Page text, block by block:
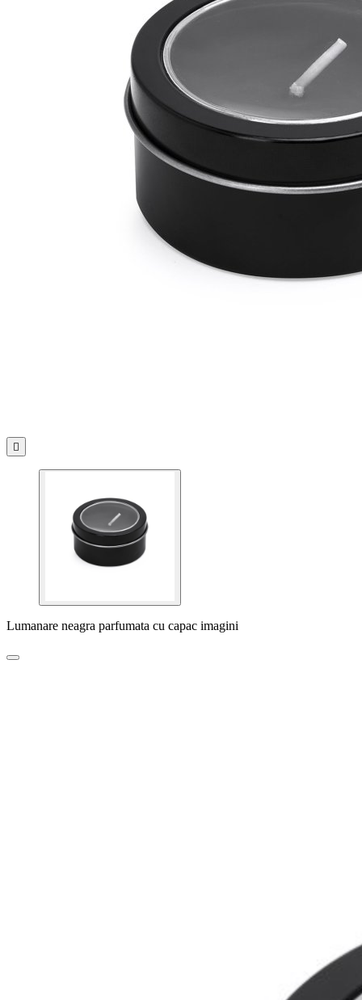

Lumanare neagra parfumata cu capac imagini